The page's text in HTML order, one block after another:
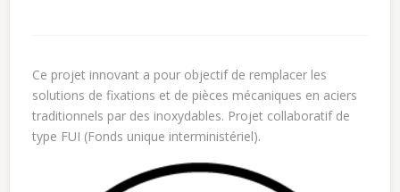
Ce projet innovant a pour objectif de remplacer les
solutions de fixations et de pièces mécaniques en aciers
traditionnels par des inoxydables. Projet collaboratif de
type FUI (Fonds unique interministériel).